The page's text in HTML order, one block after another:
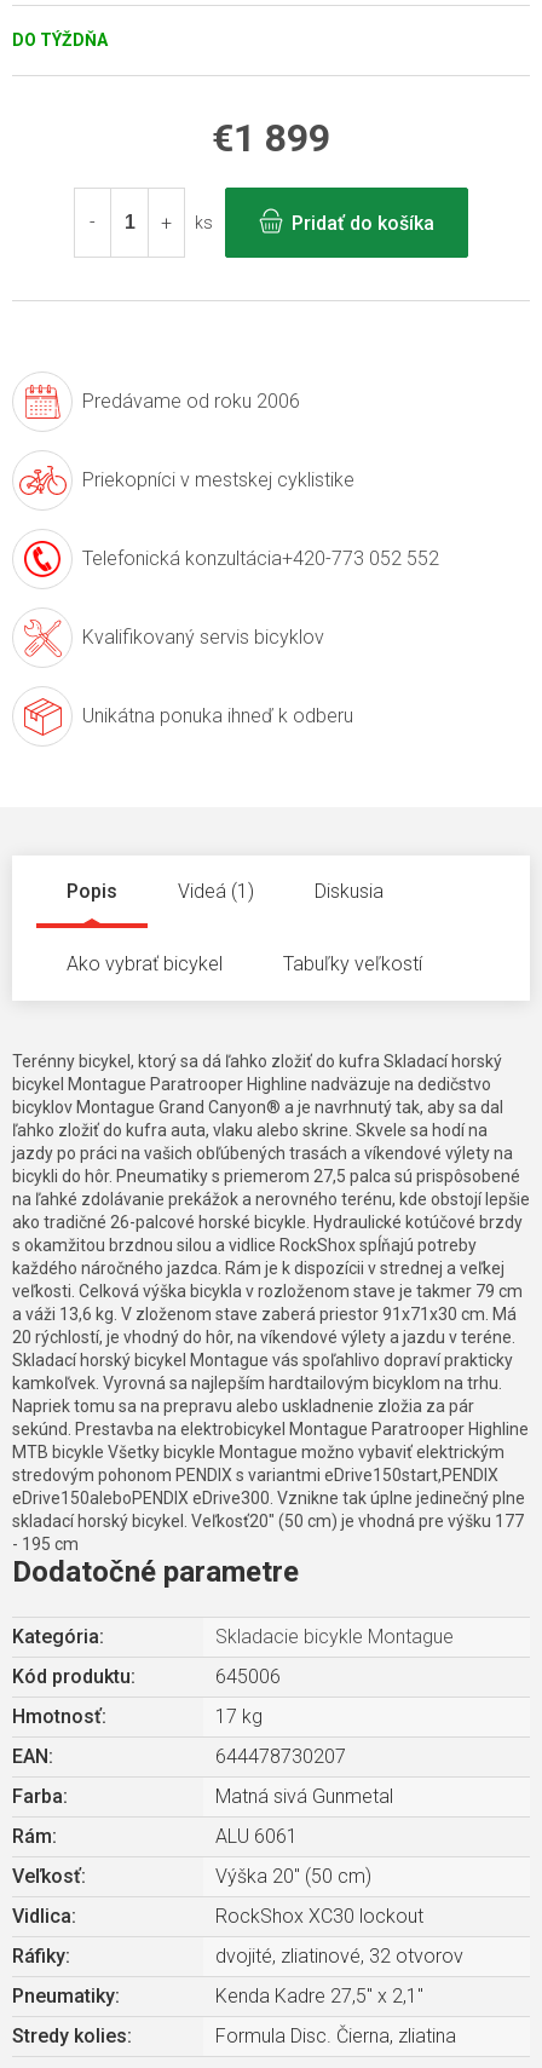
DO TÝŽDŇA
€1 899
cena:
ks
Pridať do košíka
Predávame od roku 2006
Priekopníci v mestskej cyklistike
Telefonická konzultácia+420-773 052 552
Kvalifikovaný servis bicyklov
Unikátna ponuka ihneď k odberu
Popis Videá (1) Diskusia
Ako vybrať bicykel Tabuľky veľkostí
Terénny bicykel, ktorý sa dá ľahko zložiť do kufra Skladací horský
bicykel Montague Paratrooper Highline nadväzuje na dedičstvo
bicyklov Montague Grand Canyon® a je navrhnutý tak, aby sa dal
ľahko zložiť do kufra auta, vlaku alebo skrine. Skvele sa hodí na
jazdy po práci na vašich obľúbených trasách a víkendové výlety na
bicykli do hôr. Pneumatiky s priemerom 27,5 palca sú prispôsobené
na ľahké zdolávanie prekážok a nerovného terénu, kde obstojí lepšie
ako tradičné 26-palcové horské bicykle. Hydraulické kotúčové brzdy
s okamžitou brzdnou silou a vidlice RockShox spĺňajú potreby
každého náročného jazdca. Rám je k dispozícii v strednej a veľkej
veľkosti. Celková výška bicykla v rozloženom stave je takmer 79 cm
a váži 13,6 kg. V zloženom stave zaberá priestor 91x71x30 cm. Má
20 rýchlostí, je vhodný do hôr, na víkendové výlety a jazdu v teréne.
Skladací horský bicykel Montague vás spoľahlivo dopraví prakticky
kamkoľvek. Vyrovná sa najlepším hardtailovým bicyklom na trhu.
Napriek tomu sa na prepravu alebo uskladnenie zložia za pár
sekúnd. Prestavba na elektrobicykel Montague Paratrooper Highline
MTB bicykle Všetky bicykle Montague možno vybaviť elektrickým
stredovým pohonom PENDIX s variantmi eDrive150start,PENDIX
eDrive150aleboPENDIX eDrive300. Vznikne tak úplne jedinečný plne
skladací horský bicykel. Veľkosť20" (50 cm) je vhodná pre výšku 177
- 195 cm
Dodatočné parametre
Kategória:
Skladacie bicykle Montague
Kód produktu:
645006
Hmotnosť:
17 kg
EAN :
644478730207
Farba:
Matná sivá Gunmetal
Rám:
ALU 6061
Veľkosť:
Výška 20" (50 cm)
Vidlica:
RockShox XC30 lockout
Ráfiky:
dvojité, zliatinové, 32 otvorov
Pneumatiky:
Kenda Kadre 27,5" x 2,1"
Stredy kolies:
Formula Disc. Čierna, zliatina